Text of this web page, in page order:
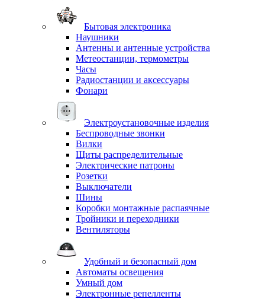
Бытовая электроника
Наушники
Антенны и антенные устройства
Метеостанции, термометры
Часы
Радиостанции и аксессуары
Фонари
Электроустановочные изделия
Беспроводные звонки
Вилки
Щиты распределительные
Электрические патроны
Розетки
Выключатели
Шины
Коробки монтажные распаячные
Тройники и переходники
Вентиляторы
Удобный и безопасный дом
Автоматы освещения
Умный дом
Электронные репелленты